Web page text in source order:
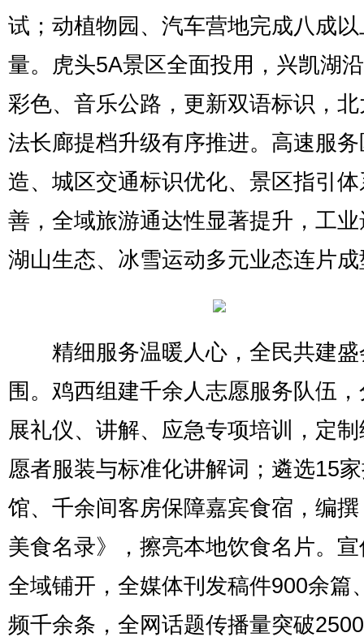
试；动植物园、汽车营地完成八成
量。虎头5A景区全面投用，兴凯湖
彩色、音乐公路，更新双语标识，
法长廊提档升级有序推进。高速服
造、城区交通标识优化、景区指引
善，全域旅游通达性显著提升，工
湖山生态、冰雪运动多元业态连片
精细服务温暖人心，全民共建盛
围。鸡西组建千余人志愿服务队伍
展礼仪、讲解、应急专项培训，定
愿者服装与标准化讲解词；遴选15
馆、千余间客房保障嘉宾食宿，编
美食名录》，擦亮本地饮食名片。
全域铺开，全媒体刊发稿件900余篇
频千余条，全网话题传播量突破